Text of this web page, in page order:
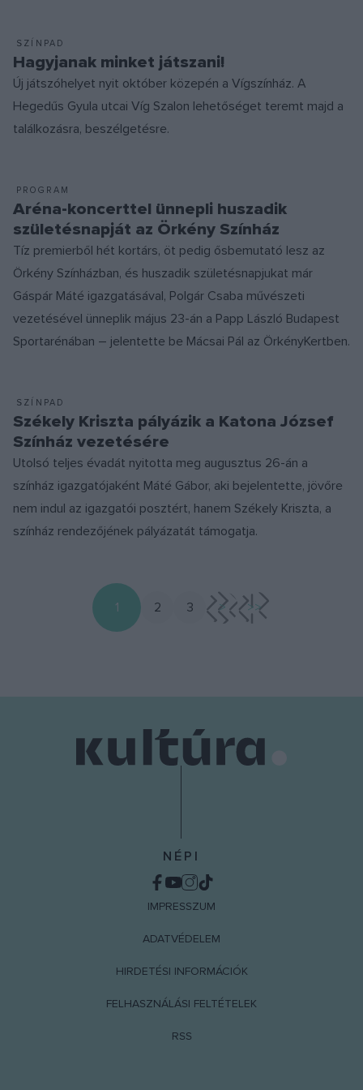
SZÍNPAD
Hagyjanak minket játszani!
Új játszóhelyet nyit október közepén a Vígszínház. A
Hegedűs Gyula utcai Víg Szalon lehetőséget teremt majd a
találkozásra, beszélgetésre.
PROGRAM
Aréna-koncerttel ünnepli huszadik
születésnapját az Örkény Színház
Tíz premierből hét kortárs, öt pedig ősbemutató lesz az
Örkény Színházban, és huszadik születésnapjukat már
Gáspár Máté igazgatásával, Polgár Csaba művészeti
vezetésével ünneplik május 23-án a Papp László Budapest
Sportarénában – jelentette be Mácsai Pál az ÖrkényKertben.
SZÍNPAD
Székely Kriszta pályázik a Katona József
Színház vezetésére
Utolsó teljes évadát nyitotta meg augusztus 26-án a
színház igazgatójaként Máté Gábor, aki bejelentette, jövőre
nem indul az igazgatói posztért, hanem Székely Kriszta, a
színház rendezőjének pályázatát támogatja.
1 2 3 > >>
NÉPI
IMPRESSZUM
ADATVÉDELEM
HIRDETÉSI INFORMÁCIÓK
FELHASZNÁLÁSI FELTÉTELEK
RSS